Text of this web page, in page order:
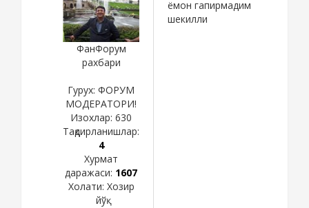
ФанФорум
рахбари
Гурух: ФОРУМ
МОДЕРАТОРИ!
Изохлар: 630
Тақдирланишлар:
4
Хурмат
даражаси: 1607
Холати: Хозир
йўқ
ёмон гапирмадим
шекилли